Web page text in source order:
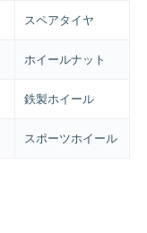
スペアタイヤ
ホイールナット
鉄製ホイール
スポーツホイール